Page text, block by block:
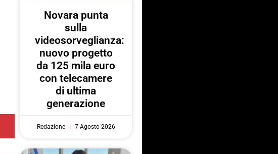
Novara punta
sulla
videosorveglianza:
nuovo progetto
da 125 mila euro
con telecamere
di ultima
generazione
Redazione 7 Agosto 2026